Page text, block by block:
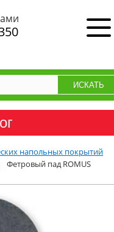
напольных покрытий
Фетровый пад ROMUS